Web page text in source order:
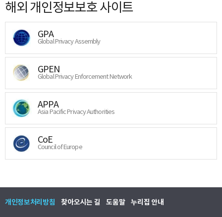
해외 개인정보보호 사이트
GPA
Global Privacy Assembly
GPEN
Global Privacy Enforcement Network
APPA
Asia Pacific Privacy Authorities
CoE
Council of Europe
개인정보처리방침 찾아오시는 길 도움말 누리집 안내